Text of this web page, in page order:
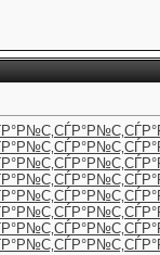
СЃР°Р№С‚
СЃР°Р№С‚
СЃР°Р№С‚
СЃР°Р№С‚
СЃР°Р№С‚
СЃР°Р№С‚
СЃР°Р№С‚
СЃР°Р№С‚